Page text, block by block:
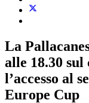
La
alle 18.30 sul
l’accesso al
Europe Cup